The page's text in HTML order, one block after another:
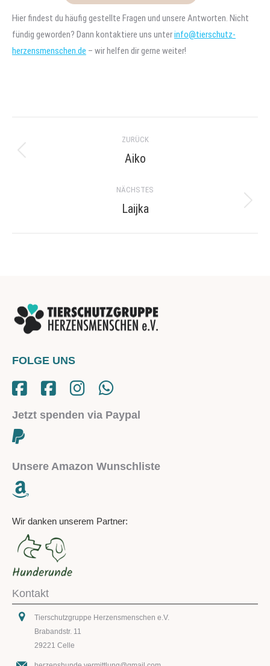
Hier findest du häufig gestellte Fragen und unsere Antworten. Nicht
fündig geworden? Dann kontaktiere uns unterinfo@tierschutz-
herzensmenschen.de – wir helfen dir gerne weiter!
navigation
ZURÜCK
Previous
Aiko
NÄCHSTES
Next
Laijka
FOLGE UNS
Jetzt spenden via Paypal
Unsere Amazon Wunschliste
Wir danken unserem Partner:
Kontakt
Tierschutzgruppe Herzensmenschen e.V.
Brabandstr. 11
29221 Celle